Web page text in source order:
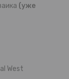
(уже
West